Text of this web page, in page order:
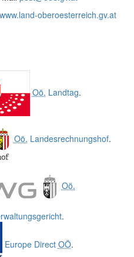
www.land-oberoesterreich.gv.at
Oö. Landtag.
Oö. Landesrechnungshof.
Oö.
.
Europe Direct OÖ.